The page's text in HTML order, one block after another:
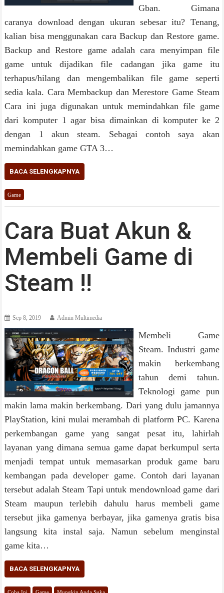
Gban. Gimana
caranya download dengan ukuran sebesar itu? Tenang,
kalian bisa menggunakan cara Backup dan Restore game.
Backup and Restore game adalah cara menyimpan file
game untuk dijadikan file cadangan jika game itu
terhapus/hilang dan mengembalikan file game seperti
sedia kala. Cara Membackup dan Merestore Game Steam
Cara ini juga digunakan untuk memindahkan file game
dari komputer 1 agar bisa dimainkan di komputer ke 2
dengan 1 akun steam. Sebagai contoh saya akan
memindahkan game GTA 3…
BACA SELENGKAPNYA
Game
Cara Buat Akun &
Membeli Game di
Steam !!
Sep 8, 2019 Admin Multimedia
Membeli Game
Steam. Industri game
makin berkembang
tahun demi tahun.
Teknologi game pun
makin lama makin berkembang. Dari yang dulu jamannya
PlayStation, kini mulai merambah di platform PC. Karena
perkembangan game yang sangat pesat itu, lahirlah
layanan yang dimana semua game dapat berkumpul serta
menjadi tempat untuk memasarkan produk game baru
kembangan pada developer game. Contoh dari layanan
tersebut adalah Steam Tapi untuk mendownload game dari
Steam maupun terlebih dahulu harus membeli game
tersebut jika gamenya berbayar, jika gamenya gratis bisa
langsung kita instal saja. Namun sebelum menginstal
game kita…
BACA SELENGKAPNYA
Coba Ini Game Mungkin Anda Suka